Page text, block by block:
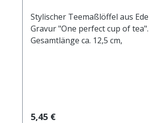
Stylischer Teemaßlöffel aus
Gravur "One perfect cup of tea".
Gesamtlänge ca. 12,5 cm,
Regulärer Preis:
5,45 €